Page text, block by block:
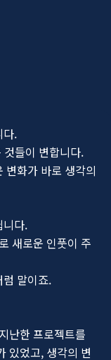
다.
들이 변합니다.
변화가 바로 생각의
니다.
새로운 인풋이 주
말이죠.
난한 프로젝트를
있었고, 생각의 변